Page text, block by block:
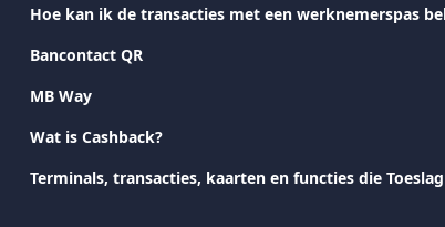
Hoe kan ik de transacties met een werknemerspas
Bancontact QR
MB Way
Wat is Cashback?
Terminals, transacties, kaarten en functies die